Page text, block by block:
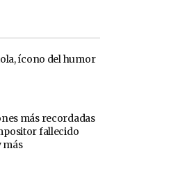
ícono del humor
más recordadas
fallecido
más